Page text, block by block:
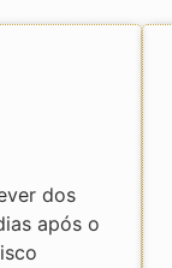
dos
após o